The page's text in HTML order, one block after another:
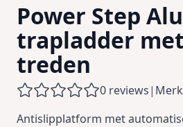
Power Step
trapladder
treden
0 reviews|
Antislipplatform met